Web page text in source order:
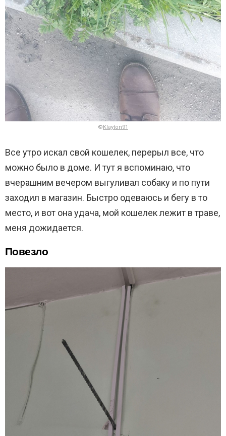
© Klayton91
Все утро искал свой кошелек, перерыл все, что
можно было в доме. И тут я вспоминаю, что
вчерашним вечером выгуливал собаку и по пути
заходил в магазин. Быстро одеваюсь и бегу в то
место, и вот она удача, мой кошелек лежит в траве,
меня дожидается.
Повезло